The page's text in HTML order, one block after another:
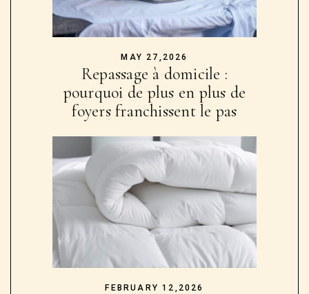
MAY 27,2026
Repassage à domicile :
pourquoi de plus en plus de
foyers franchissent le pas
FEBRUARY 12,2026